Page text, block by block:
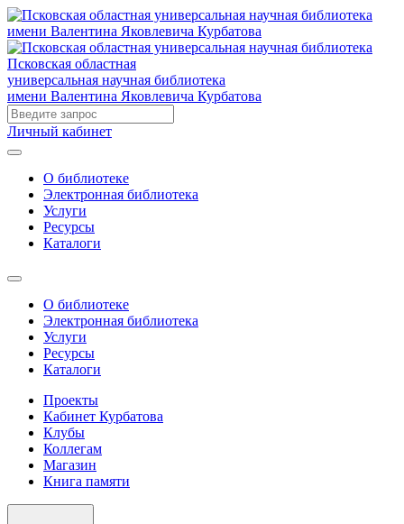
Псковская областная
универсальная научная библиотека
имени Валентина Яковлевича Курбатова
Личный кабинет
О библиотеке
Электронная библиотека
Услуги
Ресурсы
Каталоги
О библиотеке
Электронная библиотека
Услуги
Ресурсы
Каталоги
Проекты
Кабинет Курбатова
Клубы
Коллегам
Магазин
Книга памяти